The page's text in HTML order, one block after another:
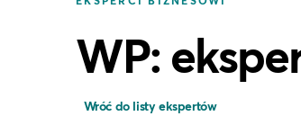
WP:
Wróć do listy ekspertów